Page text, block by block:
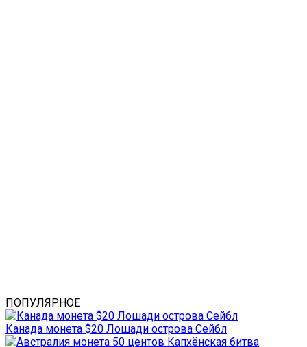
ПОПУЛЯРНОЕ
Канада монета $20 Лошади острова Сейбл